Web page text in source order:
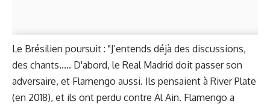
Le Brésilien poursuit : "J’entends déjà des discussions,
des chants..... D'abord, le Real Madrid doit passer son
adversaire, et Flamengo aussi. Ils pensaient à River Plate
(en 2018), et ils ont perdu contre Al Ain. Flamengo a